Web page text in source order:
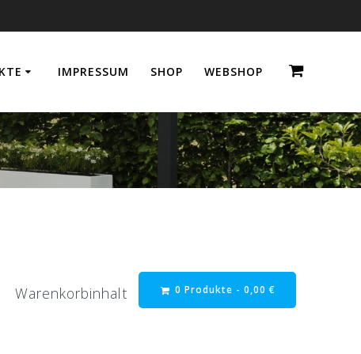
IMPRESSUM SHOP WEBSHOP
Warenkorbinhalt 0 Produkte - 0,00 €